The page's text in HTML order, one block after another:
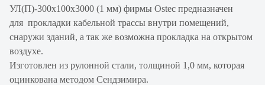
УЛ(П)-300х100х3000 (1 мм) фирмы Ostec предназначен
для прокладки кабельной трассы внутри помещений,
снаружи зданий, а так же возможна прокладка на открытом
воздухе.
Изготовлен из рулонной стали, толщиной 1,0 мм, которая
оцинкована методом Сендзимира.